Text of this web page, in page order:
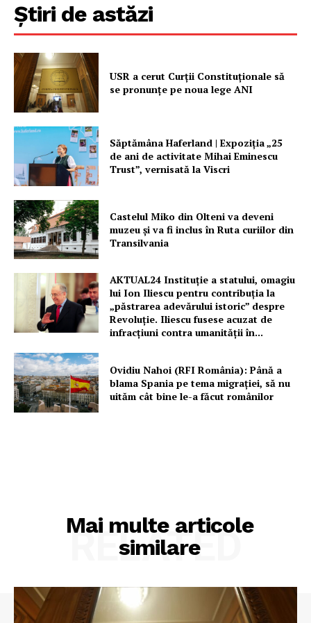
PRESShub
Despre noi / Echipa
Contact
Știri de astăzi
USR a cerut Curții Constituționale să
se pronunțe pe noua lege ANI
Săptămâna Haferland | Expoziţia „25
de ani de activitate Mihai Eminescu
Trust”, vernisată la Viscri
Castelul Miko din Olteni va deveni
muzeu şi va fi inclus în Ruta curiilor din
Transilvania
AKTUAL24 Instituție a statului, omagiu
lui Ion Iliescu pentru contribuția la
„păstrarea adevărului istoric” despre
Revoluție. Iliescu fusese acuzat de
infracțiuni contra umanității în...
Ovidiu Nahoi (RFI România): Până a
blama Spania pe tema migrației, să nu
uităm cât bine le-a făcut românilor
Mai multe articole
similare
RELATED